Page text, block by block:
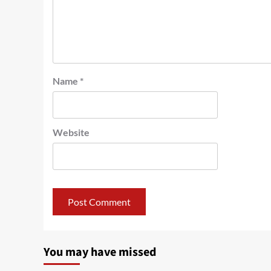
Name *
Website
You may have missed